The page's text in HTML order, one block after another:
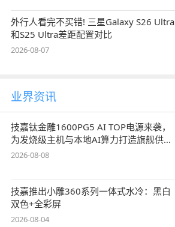
外行人看完不买错! 三星Galaxy S26 Ultra
和S25 Ultra差距配置对比
2026-08-07
业界资讯
技嘉钛金雕1600PG5 AI TOP电源来袭，
为发烧级主机与本地AI算力打造旗舰供电
方案
2026-08-08
技嘉推出小雕360系列一体式水冷：黑白
双色+全彩屏
2026-08-04